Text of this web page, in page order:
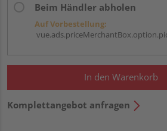
Beim Händler abholen
Auf Vorbestellung:
In den Warenkorb
Komplettangebot anfragen